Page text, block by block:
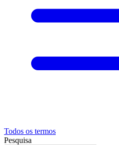
Todos os termos
Pesquisa